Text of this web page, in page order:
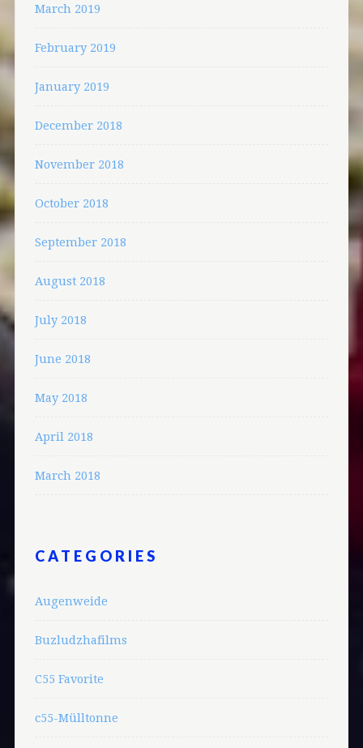
March 2019
February 2019
January 2019
December 2018
November 2018
October 2018
September 2018
August 2018
July 2018
June 2018
May 2018
April 2018
March 2018
CATEGORIES
Augenweide
Buzludzhafilms
C55 Favorite
c55-Mülltonne